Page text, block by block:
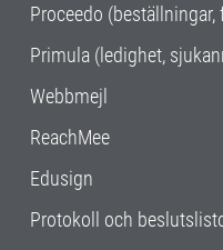
Proceedo (beställningar,
Primula (ledighet,
Webbmejl
ReachMee
Edusign
Protokoll och